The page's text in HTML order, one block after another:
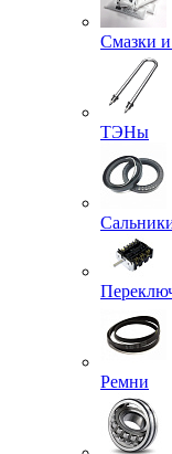
Смазки
ТЭНы
Ремни